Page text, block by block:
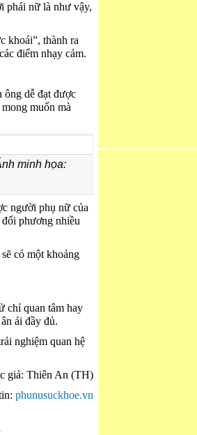
phái nữ là như vậy,
khoái”, thành ra
điểm nhạy cảm.
ông dễ đạt được
muốn mà
minh họa:
người phụ nữ của
phương nhiều
có một khoảng
chỉ quan tâm hay
ái đầy đủ.
nghiệm quan hệ
giả: Thiên An (TH)
phunusuckhoe.vn